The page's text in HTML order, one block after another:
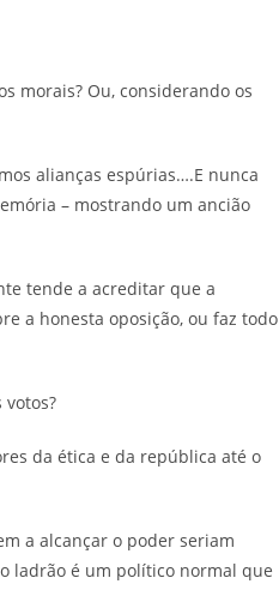
morais? Ou, considerando os
alianças espúrias….E nunca
– mostrando um ancião
tende a acreditar que a
a honesta oposição, ou faz todo
da ética e da república até o
a alcançar o poder seriam
ladrão é um político normal que